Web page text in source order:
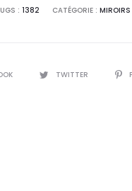
UGS : 1382 CATÉGORIE : MIROIRS
TWITTER